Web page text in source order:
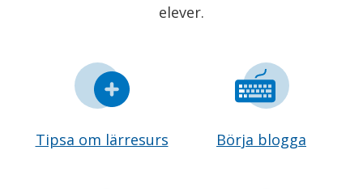
elever.
Tipsa om lärresurs Börja blogga